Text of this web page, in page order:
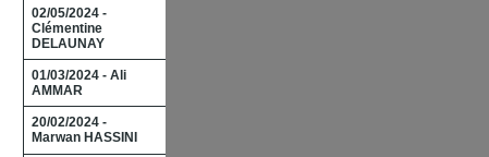
02/05/2024 -
Clémentine
DELAUNAY
01/03/2024 - Ali
AMMAR
20/02/2024 -
Marwan HASSINI